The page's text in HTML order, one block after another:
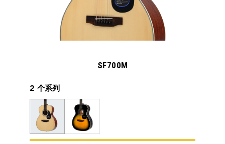
SF700M
2 个系列